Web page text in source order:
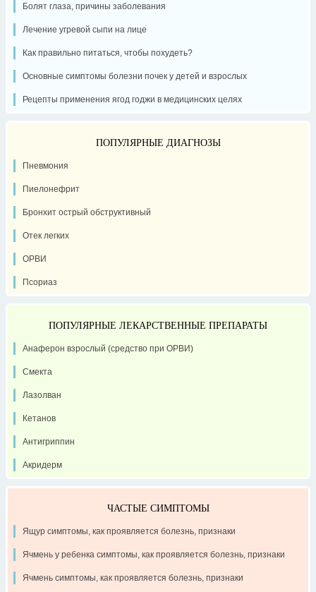
Болят глаза, причины заболевания
Лечение угревой сыпи на лице
Как правильно питаться, чтобы похудеть?
Основные симптомы болезни почек у детей и взрослых
Рецепты применения ягод годжи в медицинских целях
ПОПУЛЯРНЫЕ ДИАГНОЗЫ
Пневмония
Пиелонефрит
Бронхит острый обструктивный
Отек легких
ОРВИ
Псориаз
ПОПУЛЯРНЫЕ ЛЕКАРСТВЕННЫЕ ПРЕПАРАТЫ
Анаферон взрослый (средство при ОРВИ)
Смекта
Лазолван
Кетанов
Антигриппин
Акридерм
ЧАСТЫЕ СИМПТОМЫ
Ящур симптомы, как проявляется болезнь, признаки
Ячмень у ребенка симптомы, как проявляется болезнь, признаки
Ячмень симптомы, как проявляется болезнь, признаки